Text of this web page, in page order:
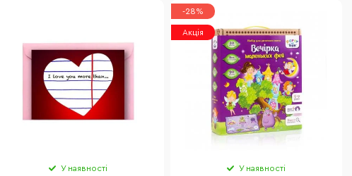
У наявності
-28%
Акція
У наявності